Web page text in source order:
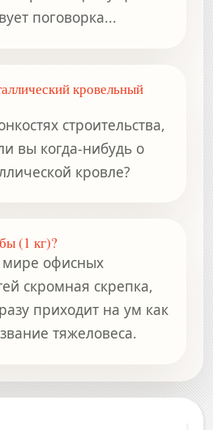
поговорка...
кровельный
строительства,
вы когда-нибудь о
кровле?
(1 кг)?
мире офисных
скромная скрепка,
приходит на ум как
тяжеловеса.